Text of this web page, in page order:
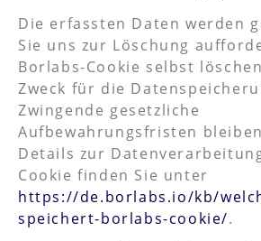
Die erfassten Daten werden
Sie uns zur Löschung
Borlabs-Cookie selbst
Zweck für die
Zwingende gesetzliche
Aufbewahrungsfristen
Details zur
Cookie finden Sie unter
https://de.borlabs.io/kb/
speichert-borlabs-cookie/.